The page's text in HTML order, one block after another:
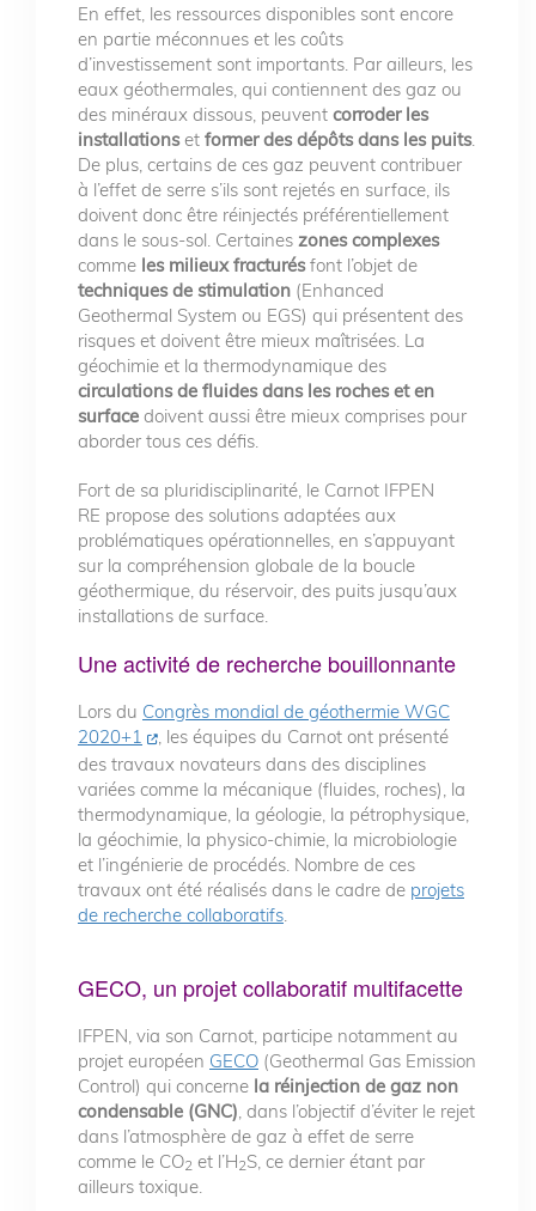
En effet, les ressources disponibles sont encore
en partie méconnues et les coûts
d’investissement sont importants. Par ailleurs, les
eaux géothermales, qui contiennent des gaz ou
des minéraux dissous, peuvent corroder les
installationset former des dépôts dans les puits.
De plus, certains de ces gaz peuvent contribuer
à l’effet de serre s’ils sont rejetés en surface, ils
doivent donc être réinjectés préférentiellement
dans le sous-sol. Certaines zones complexes
comme les milieux fracturésfont l’objet de
techniques de stimulation (Enhanced
Geothermal System ou EGS) qui présentent des
risques et doivent être mieux maîtrisées. La
géochimie et la thermodynamique des
circulations de fluides dans les roches et en
surface doivent aussi être mieux comprises pour
aborder tous ces défis.
Fort de sa pluridisciplinarité, le Carnot IFPEN
RE propose des solutions adaptées aux
problématiques opérationnelles, en s’appuyant
sur la compréhension globale de la boucle
géothermique, du réservoir, des puits jusqu’aux
installations de surface.
Une activité de recherche bouillonnante
Lors du Congrès mondial de géothermie WGC
2020+1
, les équipes du Carnot ont présenté
des travaux novateurs dans des disciplines
variées comme la mécanique (fluides, roches), la
thermodynamique, la géologie, la pétrophysique,
la géochimie, la physico-chimie, la microbiologie
et l’ingénierie de procédés. Nombre de ces
travaux ont été réalisés dans le cadre de projets
de recherche collaboratifs
GECO, un projet collaboratif multifacette
IFPEN, via son Carnot, participe notamment au
projet européen GECO (Geothermal Gas Emission
Control) qui concerne la réinjection de gaz non
condensable (GNC) , dans l’objectif d’éviter le rejet
dans l’atmosphère de gaz à effet de serre
comme le CO2 et l’H2S, ce dernier étant par
ailleurs toxique.